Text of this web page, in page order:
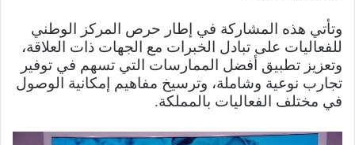
وتأتي هذه المشاركة في إطار حرص المركز الوطني
للفعاليات على تبادل الخبرات مع الجهات ذات العلاقة،
وتعزيز تطبيق أفضل الممارسات التي تسهم في توفير
تجارب نوعية وشاملة، وترسيخ مفاهيم إمكانية الوصول
في مختلف الفعاليات بالمملكة.